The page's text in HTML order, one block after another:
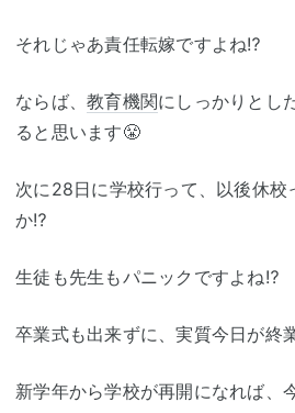
それじゃあ責任転嫁ですよね⁉️
ならば、 教育機関にしっかりとし
ると思います😤
次に28日に学校行って、以後休校
か⁉️
生徒も先生もパニックですよね⁉️
卒業式も出来ずに、実質今日が終
新学年から学校が再開になれば、